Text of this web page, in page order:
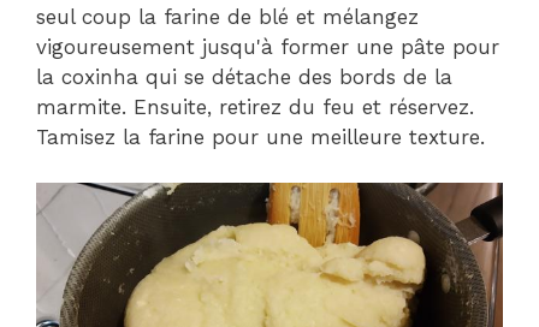
seul coup la farine de blé et mélangez
vigoureusement jusqu'à former une pâte pour
la coxinha qui se détache des bords de la
marmite. Ensuite, retirez du feu et réservez.
Tamisez la farine pour une meilleure texture.